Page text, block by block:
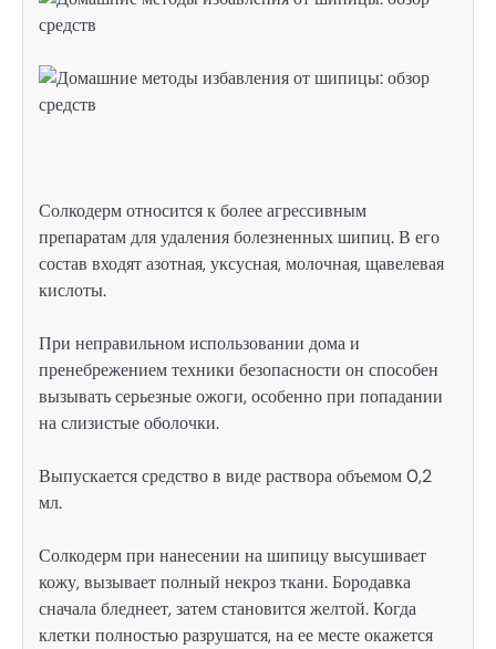
Солкодерм относится к более агрессивным
препаратам для удаления болезненных шипиц. В его
состав входят азотная, уксусная, молочная, щавелевая
кислоты.
При неправильном использовании дома и
пренебрежением техники безопасности он способен
вызывать серьезные ожоги, особенно при попадании
на слизистые оболочки.
Выпускается средство в виде раствора объемом 0,2
мл.
Солкодерм при нанесении на шипицу высушивает
кожу, вызывает полный некроз ткани. Бородавка
сначала бледнеет, затем становится желтой. Когда
клетки полностью разрушатся, на ее месте окажется